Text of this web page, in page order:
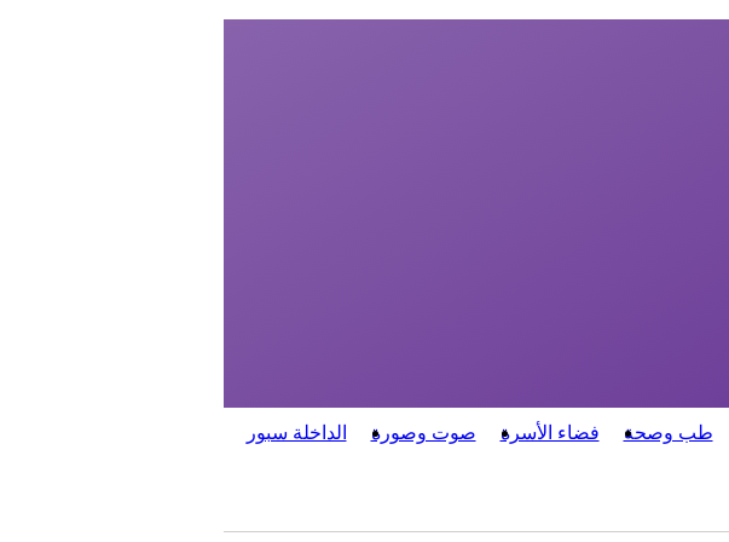
طب وصحة فضاء الأسرة صوت وصورة الداخلة سبور